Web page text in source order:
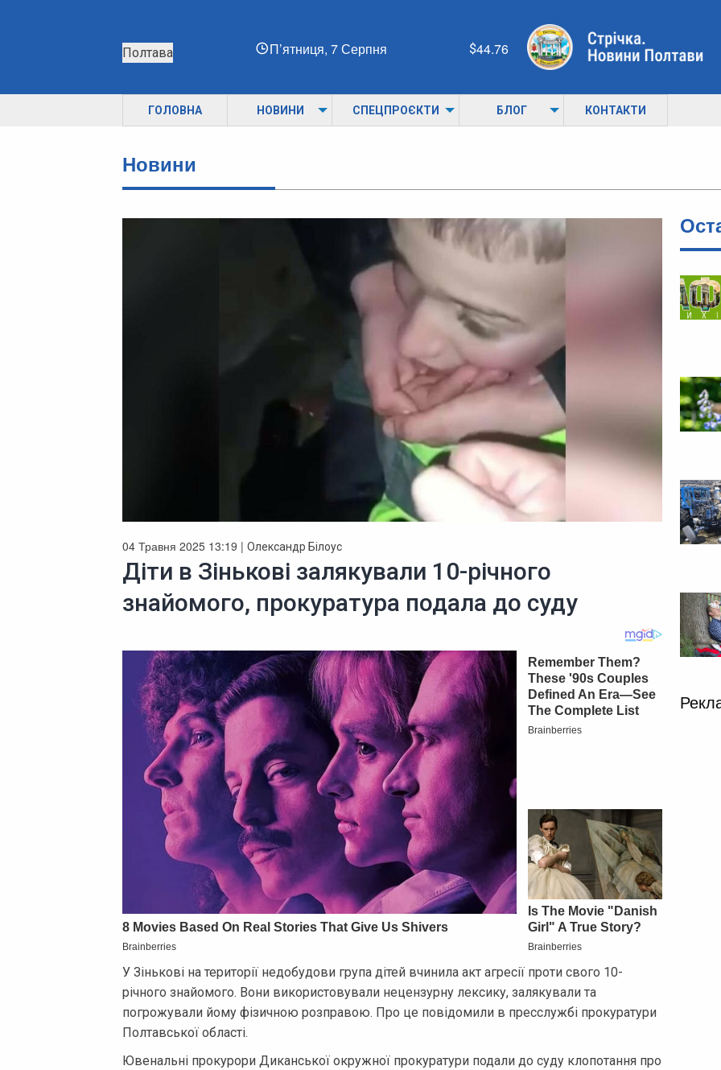
Полтава П’ятниця, 7 Серпня 44.76
ГОЛОВНА НОВИНИ СПЕЦПРОЄКТИ БЛОГ КОНТАКТИ
Новини
04 Травня 2025 13:19 | Олександр Білоус
Діти в Зінькові залякували 10-річного
знайомого, прокуратура подала до суду
У Зінькові на території недобудови група дітей вчинила акт агресії проти свого 10-
річного знайомого. Вони використовували нецензурну лексику, залякували та
погрожували йому фізичною розправою. Про це повідомили в пресслужбі прокуратури
Полтавської області.
Ювенальні прокурори Диканської окружної прокуратури подали до суду клопотання про